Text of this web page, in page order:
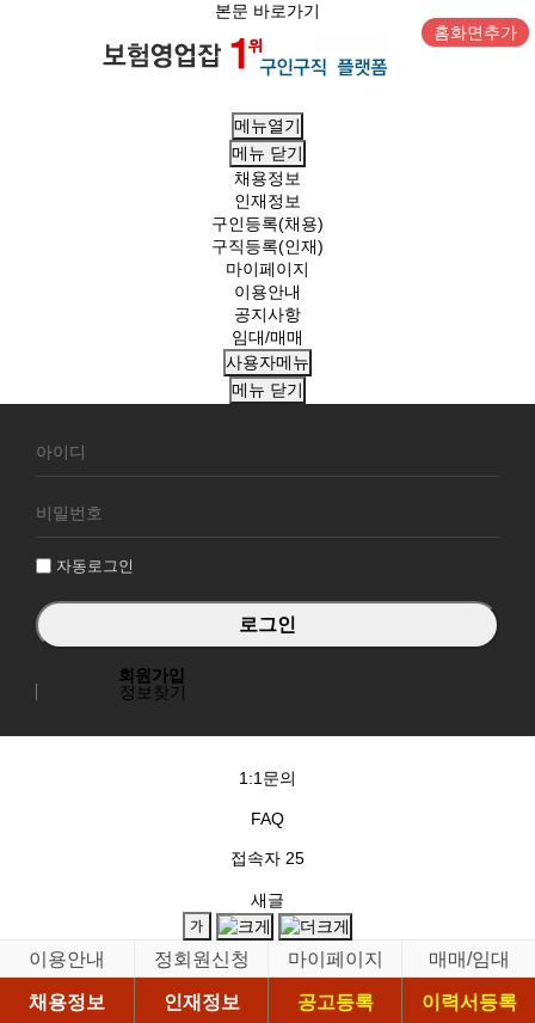
본문 바로가기
홈화면추가
메뉴열기
메뉴 닫기
채용정보
인재정보
구인등록(채용)
구직등록(인재)
마이페이지
이용안내
공지사항
임대/매매
사용자메뉴
메뉴 닫기
원
그
자동로그인
회원가입
정보찾기
1:1문의
FAQ
접속자 25
새글
이용안내 정회원신청 마이페이지
매매/임대
채용정보
인재정보 공고등록
이력서등록